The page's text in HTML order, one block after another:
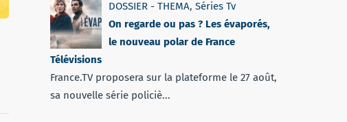
DOSSIER - THEMA, Séries Tv
On regarde ou pas ? Les évaporés,
le nouveau polar de France
Télévisions
France.TV proposera sur la plateforme le 27 août,
sa nouvelle série policiè...